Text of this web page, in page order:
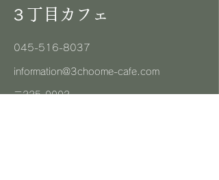
３丁目カフェ
045-516-8037
information@3choome-cafe.com
〒225-0002